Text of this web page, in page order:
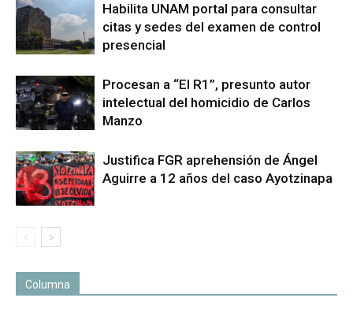
Habilita UNAM portal para consultar
citas y sedes del examen de control
presencial
Procesan a “El R1”, presunto autor
intelectual del homicidio de Carlos
Manzo
Justifica FGR aprehensión de Ángel
Aguirre a 12 años del caso Ayotzinapa
Columna